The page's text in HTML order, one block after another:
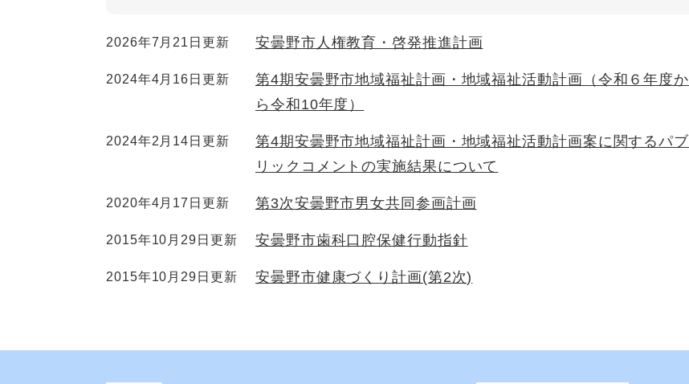
2026年7月21日更新 安曇野市人権教育・啓発推進計画
2024年4月16日更新
第4期安曇野市地域福祉計画・地域福祉活動計画（令和６年度か
ら令和10年度）
2024年2月14日更新
第4期安曇野市地域福祉計画・地域福祉活動計画案に関するパブ
リックコメントの実施結果について
2020年4月17日更新 第3次安曇野市男女共同参画計画
2015年10月29日更新 安曇野市歯科口腔保健行動指針
2015年10月29日更新 安曇野市健康づくり計画(第2次)